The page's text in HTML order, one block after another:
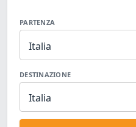
PARTENZA
Italia
DESTINAZIONE
Italia